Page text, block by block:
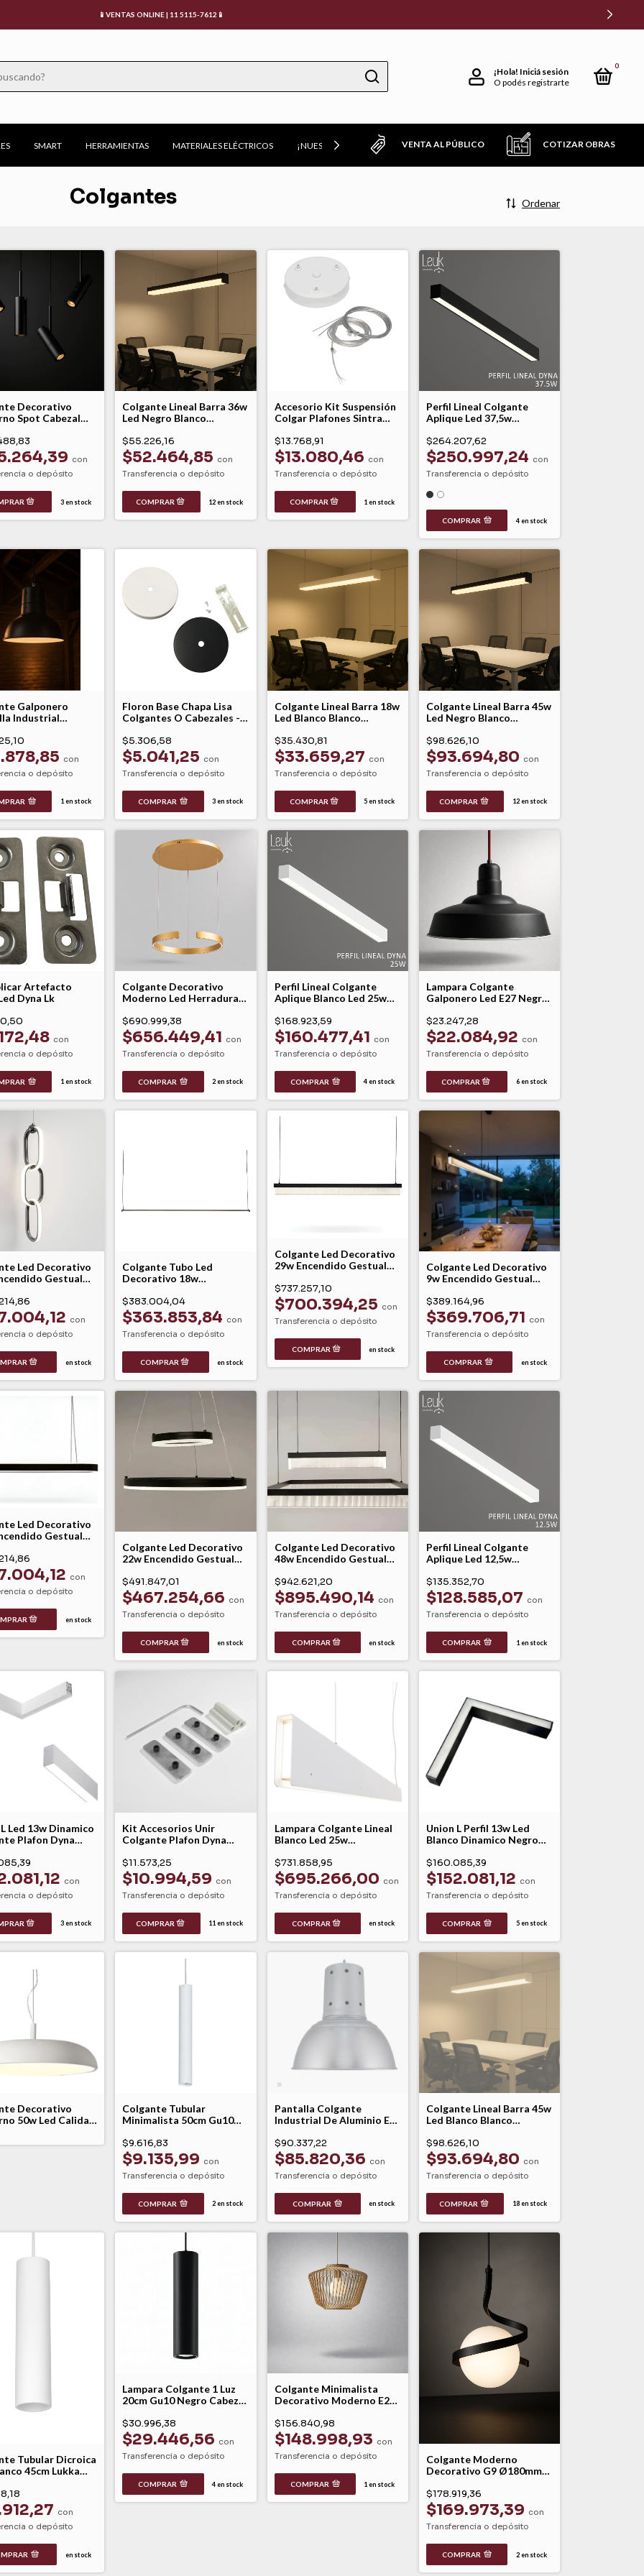
📱VENTAS ONLINE | 11 5115-7612📱
¡Hola! Iniciá sesión
O podés registrarte
0
SMART HERRAMIENTAS MATERIALES ELÉCTRICOS ¡NUESTROS FAVORITOS! VENTA AL PÚBLICO COTIZAR OBRAS
Colgantes Ordenar
Decorativo
Spot Cabezal
con
o depósito
3en stock
Colgante Lineal Barra 36w
Led Negro Blanco
$55.226,16
$52.464,85 con
Transferencia o depósito
12en stock
Accesorio Kit Suspensión
Colgar Plafones Sintra
$13.768,91
$13.080,46 con
Transferencia o depósito
1 en stock
Perfil Lineal Colgante
Aplique Led 37,5w
$264.207,62
$250.997,24 con
Transferencia o depósito
COMPRAR 4en stock
Galponero
Industrial
con
o depósito
1 en stock
Floron Base Chapa Lisa
Colgantes O Cabezales -
$5.306,58
$5.041,25 con
Transferencia o depósito
COMPRAR 3en stock
Colgante Lineal Barra 18w
Led Blanco Blanco
$35.430,81
$33.659,27 con
Transferencia o depósito
5en stock
Colgante Lineal Barra 45w
Led Negro Blanco
$98.626,10
$93.694,80 con
Transferencia o depósito
12en stock
Artefacto
Dyna Lk
con
o depósito
1en stock
Colgante Decorativo
Moderno Led Herradura
Ø60cm Toluca Db
$690.999,38
$656.449,41 con
Transferencia o depósito
COMPRAR 2en stock
Perfil Lineal Colgante
Aplique Blanco Led 25w
$168.923,59
$160.477,41 con
Transferencia o depósito
COMPRAR 4en stock
Lampara Colgante
Galponero Led E27 Negro
$23.247,28
$22.084,92 con
Transferencia o depósito
6en stock
Led Decorativo
Gestual
con
o depósito
en stock
Colgante Tubo Led
Decorativo 18w
Modelo Escencia Linea
Arqe
$383.004,04
$363.853,84 con
Transferencia o depósito
en stock
Colgante Led Decorativo
29w Encendido Gestual
$737.257,10
$700.394,25 con
Transferencia o depósito
en stock
Colgante Led Decorativo
9w Encendido Gestual
Arqe
$389.164,96
$369.706,71 con
Transferencia o depósito
en stock
Led Decorativo
Gestual
con
o depósito
en stock
Colgante Led Decorativo
22w Encendido Gestual
Arqe
$491.847,01
$467.254,66 con
Transferencia o depósito
en stock
Colgante Led Decorativo
48w Encendido Gestual
$942.621,20
$895.490,14 con
Transferencia o depósito
en stock
Perfil Lineal Colgante
Aplique Led 12,5w
$135.352,70
$128.585,07 con
Transferencia o depósito
COMPRAR 1 en stock
Led 13w Dinamico
Plafon Dyna
con
o depósito
3en stock
Kit Accesorios Unir
Colgante Plafon Dyna
$11.573,25
$10.994,59 con
Transferencia o depósito
11 en stock
Lampara Colgante Lineal
Blanco Led 25w
$731.858,95
$695.266,00 con
Transferencia o depósito
en stock
Union L Perfil 13w Led
Blanco Dinamico Negro
$160.085,39
$152.081,12 con
Transferencia o depósito
COMPRAR 5en stock
Decorativo
50w Led Calida
Db
Colgante Tubular
Minimalista 50cm Gu10
$9.616,83
$9.135,99 con
Transferencia o depósito
COMPRAR 2en stock
Pantalla Colgante
Industrial De Aluminio E40
$90.337,22
$85.820,36 con
Transferencia o depósito
COMPRAR en stock
Colgante Lineal Barra 45w
Led Blanco Blanco
$98.626,10
$93.694,80 con
Transferencia o depósito
18en stock
Tubular Dicroica
45cm Lukka
con
o depósito
en stock
Lampara Colgante 1 Luz
20cm Gu10 Negro Cabezal
$30.996,38
$29.446,56 con
Transferencia o depósito
COMPRAR 4en stock
Colgante Minimalista
Decorativo Moderno E27
Ø25cm Bombay
$156.840,98
$148.998,93 con
Transferencia o depósito
COMPRAR 1 en stock
Colgante Moderno
Decorativo G9 Ø180mm
$178.919,36
$169.973,39 con
Transferencia o depósito
COMPRAR 2en stock